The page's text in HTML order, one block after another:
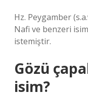
Hz. Peygamber
Nafi ve benzeri
istemiştir.
Gözü
isim?